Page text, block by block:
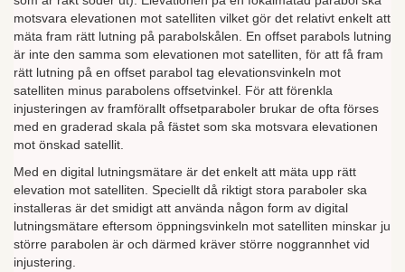
motsvara elevationen mot satelliten vilket gör det relativt enkelt att
mäta fram rätt lutning på parabolskålen. En offset parabols lutning
är inte den samma som elevationen mot satelliten, för att få fram
rätt lutning på en offset parabol tag elevationsvinkeln mot
satelliten minus parabolens offsetvinkel. För att förenkla
injusteringen av framförallt offsetparaboler brukar de ofta förses
med en graderad skala på fästet som ska motsvara elevationen
mot önskad satellit.
Med en digital lutningsmätare är det enkelt att mäta upp rätt
elevation mot satelliten. Speciellt då riktigt stora paraboler ska
installeras är det smidigt att använda någon form av digital
lutningsmätare eftersom öppningsvinkeln mot satelliten minskar ju
större parabolen är och därmed kräver större noggrannhet vid
injustering.